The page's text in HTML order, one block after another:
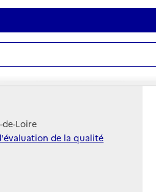
Lepage
Loire
Loire
de la qualité